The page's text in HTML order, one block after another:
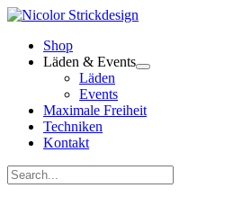
Zum
springenShop
Läden & Events
Läden
Events
Maximale Freiheit
Techniken
Kontakt
Suchen
nach: